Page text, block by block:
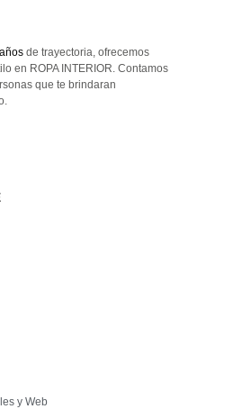
de trayectoria, ofrecemos
en ROPA INTERIOR. Contamos
que te brindaran
y Web